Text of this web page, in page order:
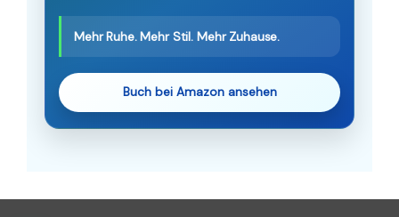
Mehr Ruhe. Mehr Stil. Mehr Zuhause.
Buch bei Amazon ansehen